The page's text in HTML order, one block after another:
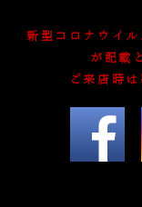
新型コロナウイ
が記載
ご来店時